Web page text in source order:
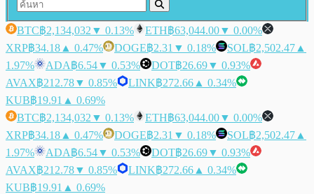
BTC฿2,134,032 ▼ 0.13% ETH฿63,044.00▼ 0.00%
XRP฿34.18 ▲ 0.47% DOGE฿2.31 ▼ 0.18% SOL฿2,502.47 ▲
1.97%
ADA฿6.54▼ 0.53% DOT฿26.69▼ 0.93%
AVAX฿212.78▼ 0.85% LINK฿272.66 ▲ 0.34%
KUB฿19.91 ▲ 0.69%
BTC฿2,134,032 ▼ 0.13% ETH฿63,044.00▼ 0.00%
XRP฿34.18 ▲ 0.47% DOGE฿2.31 ▼ 0.18% SOL฿2,502.47 ▲
1.97%
ADA฿6.54▼ 0.53% DOT฿26.69▼ 0.93%
AVAX฿212.78▼ 0.85% LINK฿272.66 ▲ 0.34%
KUB฿19.91 ▲ 0.69%